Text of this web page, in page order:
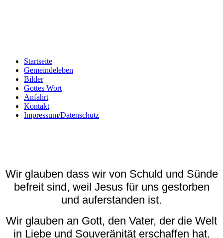
Startseite
Gemeindeleben
Bilder
Gottes Wort
Anfahrt
Kontakt
Impressum/Datenschutz
Wir glauben dass wir von Schuld und Sünde
befreit sind, weil Jesus für uns gestorben
und auferstanden ist.
Wir glauben an Gott, den Vater, der die Welt
in Liebe und Souveränität erschaffen hat.